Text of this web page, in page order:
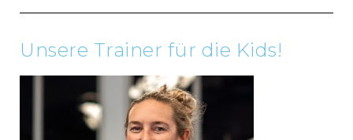
Unsere Trainer für die Kids!